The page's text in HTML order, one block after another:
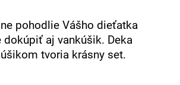
pohodlie Vášho dieťatka
dokúpiť aj vankúšik. Deka
tvoria krásny set.